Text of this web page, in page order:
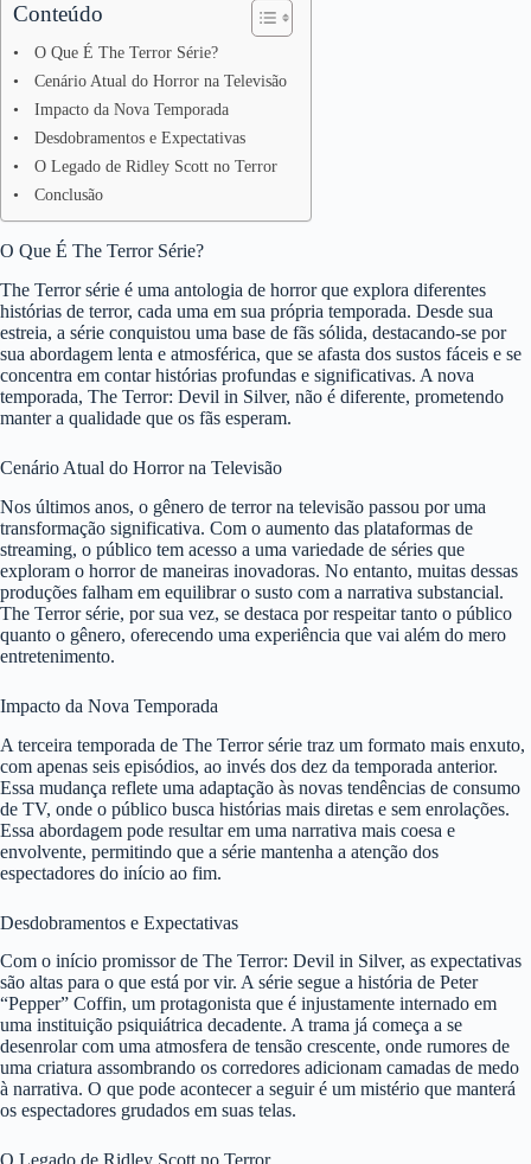
Conteúdo
O Que É The Terror Série?
Cenário Atual do Horror na Televisão
Impacto da Nova Temporada
Desdobramentos e Expectativas
O Legado de Ridley Scott no Terror
Conclusão
O Que É The Terror Série?
The Terror série é uma antologia de horror que explora diferentes
histórias de terror, cada uma em sua própria temporada. Desde sua
estreia, a série conquistou uma base de fãs sólida, destacando-se por
sua abordagem lenta e atmosférica, que se afasta dos sustos fáceis e se
concentra em contar histórias profundas e significativas. A nova
temporada, The Terror: Devil in Silver, não é diferente, prometendo
manter a qualidade que os fãs esperam.
Cenário Atual do Horror na Televisão
Nos últimos anos, o gênero de terror na televisão passou por uma
transformação significativa. Com o aumento das plataformas de
streaming, o público tem acesso a uma variedade de séries que
exploram o horror de maneiras inovadoras. No entanto, muitas dessas
produções falham em equilibrar o susto com a narrativa substancial.
The Terror série, por sua vez, se destaca por respeitar tanto o público
quanto o gênero, oferecendo uma experiência que vai além do mero
entretenimento.
Impacto da Nova Temporada
A terceira temporada de The Terror série traz um formato mais enxuto,
com apenas seis episódios, ao invés dos dez da temporada anterior.
Essa mudança reflete uma adaptação às novas tendências de consumo
de TV, onde o público busca histórias mais diretas e sem enrolações.
Essa abordagem pode resultar em uma narrativa mais coesa e
envolvente, permitindo que a série mantenha a atenção dos
espectadores do início ao fim.
Desdobramentos e Expectativas
Com o início promissor de The Terror: Devil in Silver, as expectativas
são altas para o que está por vir. A série segue a história de Peter
“Pepper” Coffin, um protagonista que é injustamente internado em
uma instituição psiquiátrica decadente. A trama já começa a se
desenrolar com uma atmosfera de tensão crescente, onde rumores de
uma criatura assombrando os corredores adicionam camadas de medo
à narrativa. O que pode acontecer a seguir é um mistério que manterá
os espectadores grudados em suas telas.